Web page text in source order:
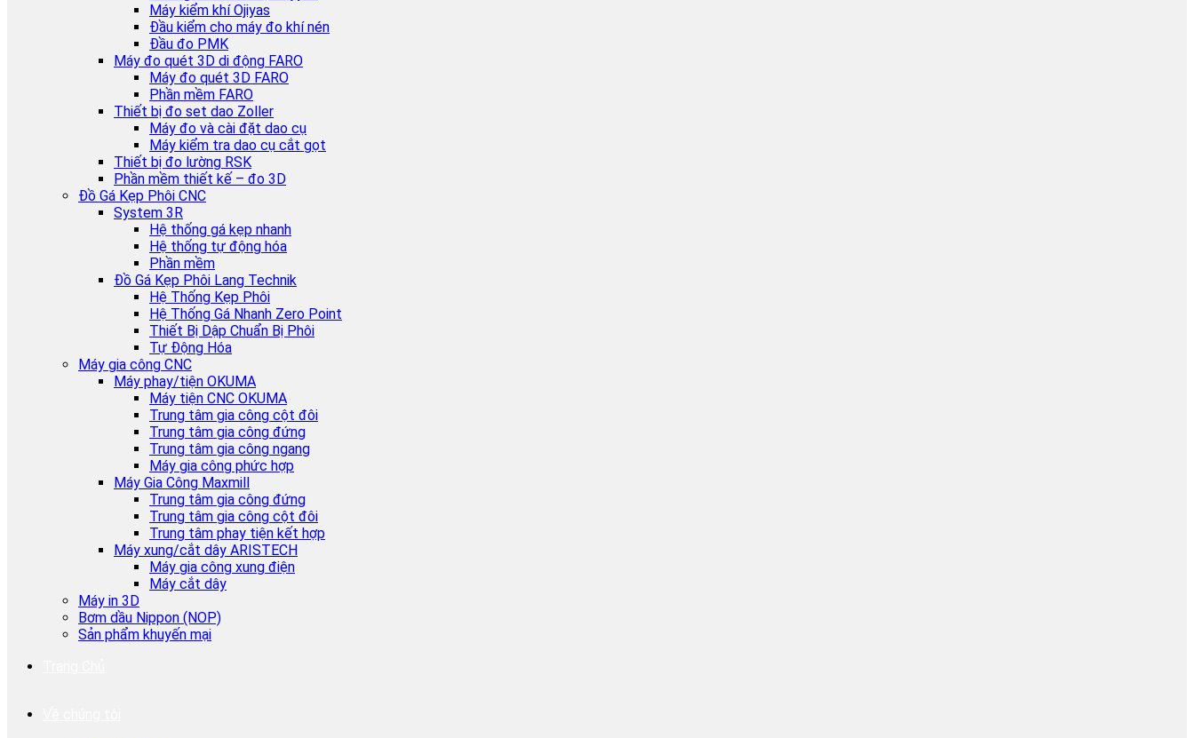
Máy kiểm khí Ojiyas
Đầu kiểm cho máy đo khí nén
Đầu đo PMK
Máy đo quét 3D di động FARO
Máy đo quét 3D FARO
Phần mềm FARO
Thiết bị đo set dao Zoller
Máy đo và cài đặt dao cụ
Máy kiểm tra dao cụ cắt gọt
Thiết bị đo lường RSK
Phần mềm thiết kế – đo 3D
Đồ Gá Kẹp Phôi CNC
System 3R
Hệ thống gá kẹp nhanh
Hệ thống tự động hóa
Phần mềm
Đồ Gá Kẹp Phôi Lang Technik
Hệ Thống Kẹp Phôi
Hệ Thống Gá Nhanh Zero Point
Thiết Bị Dập Chuẩn Bị Phôi
Tự Động Hóa
Máy gia công CNC
Máy phay/tiện OKUMA
Máy tiện CNC OKUMA
Trung tâm gia công cột đôi
Trung tâm gia công đứng
Trung tâm gia công ngang
Máy gia công phức hợp
Máy Gia Công Maxmill
Trung tâm gia công đứng
Trung tâm gia công cột đôi
Trung tâm phay tiện kết hợp
Máy xung/cắt dây ARISTECH
Máy gia công xung điện
Máy cắt dây
Máy in 3D
Bơm dầu Nippon (NOP)
Sản phẩm khuyến mại